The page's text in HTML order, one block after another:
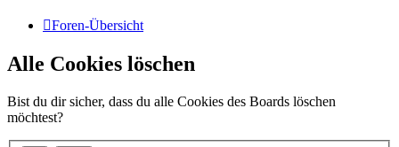
Foren-Übersicht
Alle Cookies löschen
Bist du dir sicher, dass du alle Cookies des Boards löschen
möchtest?